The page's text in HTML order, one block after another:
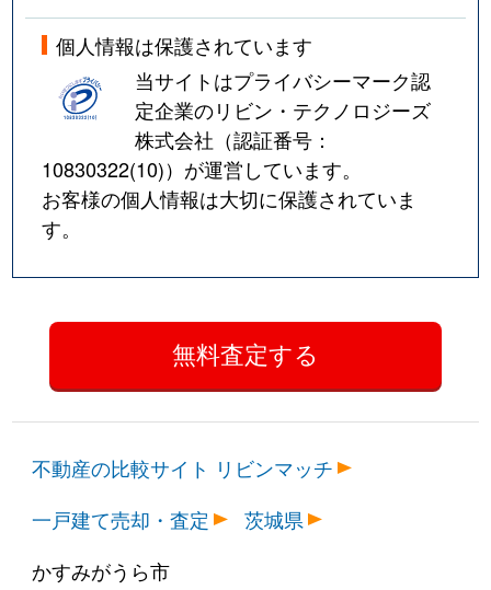
個人情報は保護されています
当サイトはプライバシーマーク認
定企業のリビン・テクノロジーズ
株式会社（認証番号：
10830322(10)）が運営しています。
お客様の個人情報は大切に保護されていま
す。
不動産の比較サイト リビンマッチ
一戸建て売却・査定
茨城県
かすみがうら市